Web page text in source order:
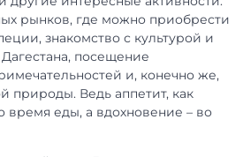
рынков, где можно приобрести
знакомство с культурой и
посещение
и, конечно же,
природы. Ведь аппетит, как
время еды, а вдохновение – во